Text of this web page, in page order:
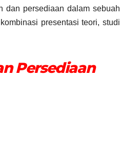
dan persediaan dalam sebuah
presentasi teori, studi
Persediaan